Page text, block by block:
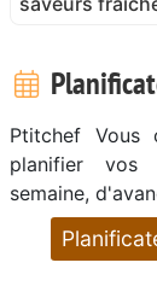
Ptitchef
planifier
semaine,